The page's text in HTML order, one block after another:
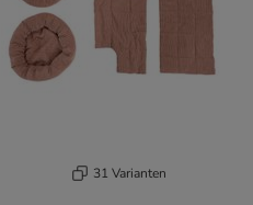
31 Varianten